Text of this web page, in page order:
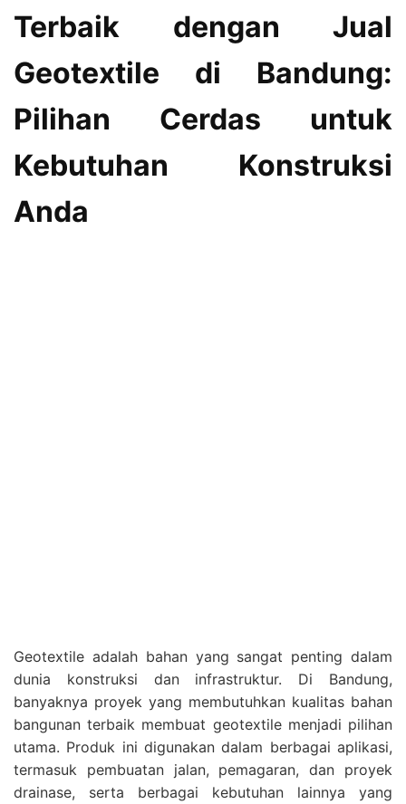
Terbaik dengan Jual
Geotextile di Bandung:
Pilihan Cerdas untuk
Kebutuhan Konstruksi
Anda
Geotextile adalah bahan yang sangat penting dalam
dunia konstruksi dan infrastruktur. Di Bandung,
banyaknya proyek yang membutuhkan kualitas bahan
bangunan terbaik membuat geotextile menjadi pilihan
utama. Produk ini digunakan dalam berbagai aplikasi,
termasuk pembuatan jalan, pemagaran, dan proyek
drainase, serta berbagai kebutuhan lainnya yang